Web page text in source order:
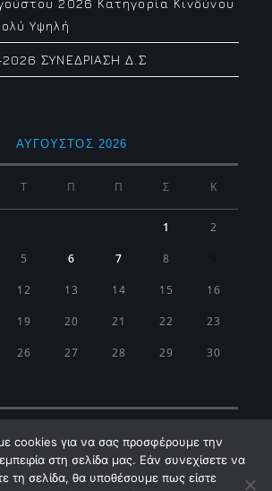
2026 Κατηγορία Κινδύνου
Υψηλή
ΣΥΝΕΔΡΙΑΣΗ Δ.Σ
ΑΎΓΟΥΣΤΟΣ 2026
Τ Π Π Σ Κ
1 2
5 6 7 8
12 13 14 15 16
19 20 21 22 23
26 27 28 29 30
cookies για να σας προσφέρουμε την
στη σελίδα μας. Εάν συνεχίσετε να
τη σελίδα, θα υποθέσουμε πως είστε